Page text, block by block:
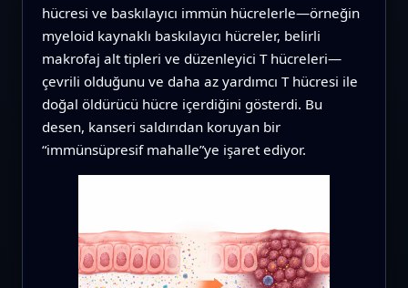
hücresi ve baskılayıcı immün hücrelerle—örneğin
myeloid kaynaklı baskılayıcı hücreler, belirli
makrofaj alt tipleri ve düzenleyici T hücreleri—
çevrili olduğunu ve daha az yardımcı T hücresi ile
doğal öldürücü hücre içerdiğini gösterdi. Bu
desen, kanseri saldırıdan koruyan bir
“immünsüpresif mahalle”ye işaret ediyor.